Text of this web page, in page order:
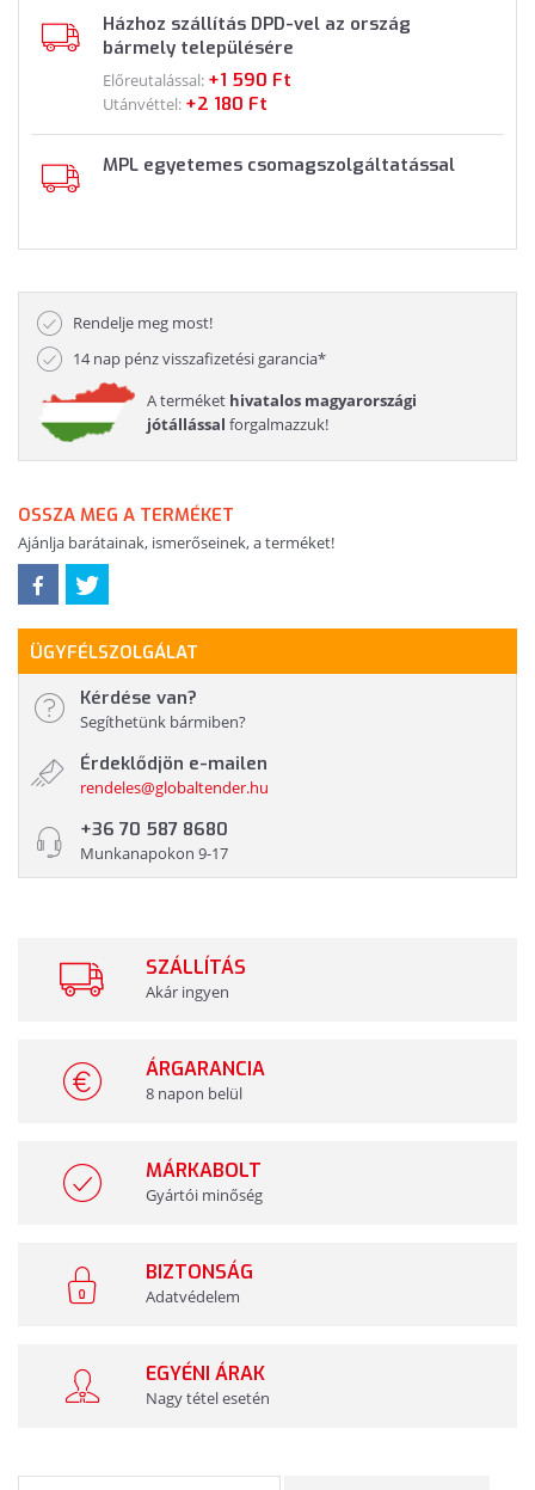
Házhoz szállítás DPD-vel az ország
bármely településére
Előreutalással: +1 590 Ft
Utánvéttel: +2 180 Ft
MPL egyetemes csomagszolgáltatással
Rendelje meg most!
14 nap pénz visszafizetési garancia*
A terméket hivatalos magyarországi
jótállással forgalmazzuk!
OSSZA MEG A TERMÉKET
Ajánlja barátainak, ismerőseinek, a terméket!
ÜGYFÉLSZOLGÁLAT
Kérdése van?
Segíthetünk bármiben?
Érdeklődjön e-mailen
rendeles@globaltender.hu
+36 70 587 8680
Munkanapokon 9-17
SZÁLLÍTÁS
Akár ingyen
ÁRGARANCIA
8 napon belül
MÁRKABOLT
Gyártói minőség
BIZTONSÁG
Adatvédelem
EGYÉNI ÁRAK
Nagy tétel esetén